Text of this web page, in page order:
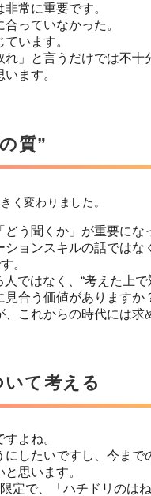
常に重要です。
っていなかった。
います。
れ」と言うだけでは不
ます。
質”
く変わりました。
う聞くか」が重要にな
ョンスキルの話では
。
ではなく、“考えた上で
合う価値がありますか
これからの時代には求
いて考える
よね。
したいですし、今ま
思います。
定で、「ハチドリのは